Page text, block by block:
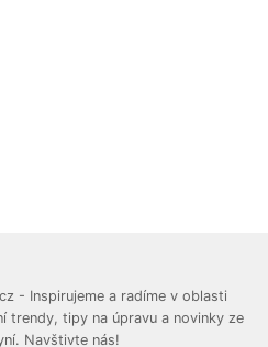
- Inspirujeme a radíme v oblasti
trendy, tipy na úpravu a novinky ze
Navštivte nás!